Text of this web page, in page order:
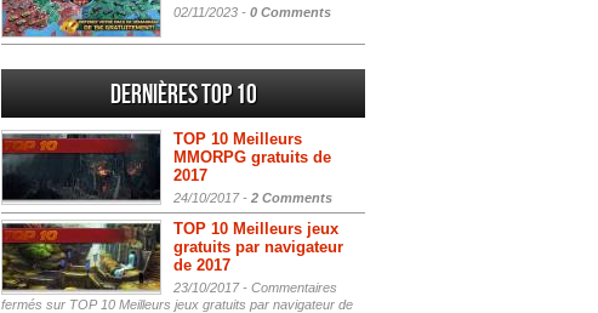
02/11/2023 - 0 Comments
Dernières Top 10
TOP 10 Meilleurs
MMORPG gratuits de
2017
24/10/2017 - 2 Comments
TOP 10 Meilleurs jeux
gratuits par navigateur
de 2017
23/10/2017 - Commentaires
fermés sur TOP 10 Meilleurs jeux gratuits par navigateur de